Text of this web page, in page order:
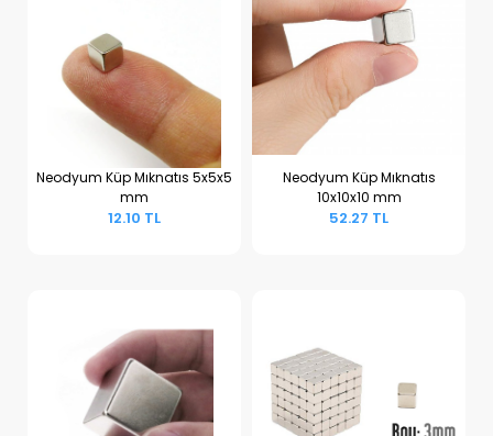
Sepete Ekle
Neodyum Küp Mıknatıs 5x5x5
mm
12.10 TL
Sepete Ekle
Neodyum Küp Mıknatıs
10x10x10 mm
52.27 TL